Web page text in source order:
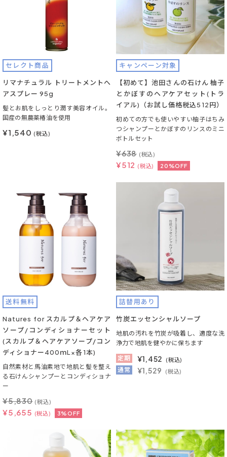
セレクト商品
リマナチュラル トリートメントへ
アスプレー 95g
髪とお肌をしっとり潤す美容オイル。
国産の無農薬椿油を使用
¥1,540 (税込)
キャンペーン対象
【初めて】池田さんの石けん 柚子
とかぼすのヘアケアセット(トラ
イアル)（お試し価格税込512円）
初めての方でも使いやすい柚子はちみ
つシャンプーとかぼすのリンスのミニ
ボトルセット
¥512 (税込) 20%OFF
¥638 (税込)
送料無料
Natures for スカルプ＆ヘアケア
ソープ/コンディショナーセット
(スカルプ＆ヘアケアソープ/コン
ディショナー400ｍL×各1本)
自然素材と馬油素地で地肌と髪を整え
る石けんシャンプーとコンディショナ
ー
¥5,655 (税込) 3%OFF
¥5,830 (税込)
詰替用あり
竹炭エッセンシャルソープ
地肌の汚れを竹炭が吸着し、適度な洗
浄力で地肌を健やかに保ちます
定期
¥1,452 (税込)
通常 ¥1,529 (税込)